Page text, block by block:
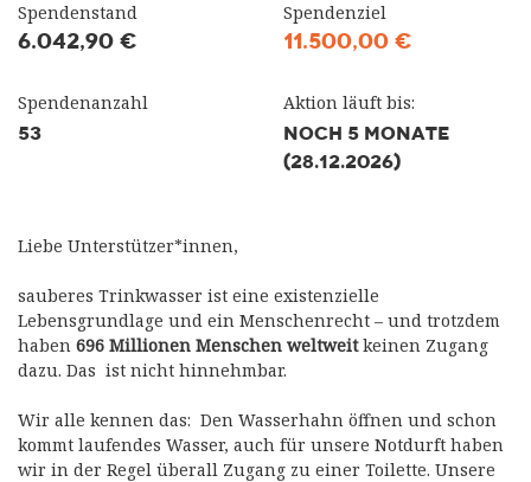
Spendenstand
6.042,90 €
Spendenziel
11.500,00 €
Spendenanzahl
53
Aktion läuft bis:
NOCH 5 MONATE
(28.12.2026)
Liebe Unterstützer*innen,
sauberes Trinkwasser ist eine existenzielle
Lebensgrundlage und ein Menschenrecht – und trotzdem
haben 696 Millionen Menschen weltweitkeinen Zugang
dazu. Das ist nicht hinnehmbar.
Wir alle kennen das: Den Wasserhahn öffnen und schon
kommt laufendes Wasser, auch für unsere Notdurft haben
wir in der Regel überall Zugang zu einer Toilette. Unsere